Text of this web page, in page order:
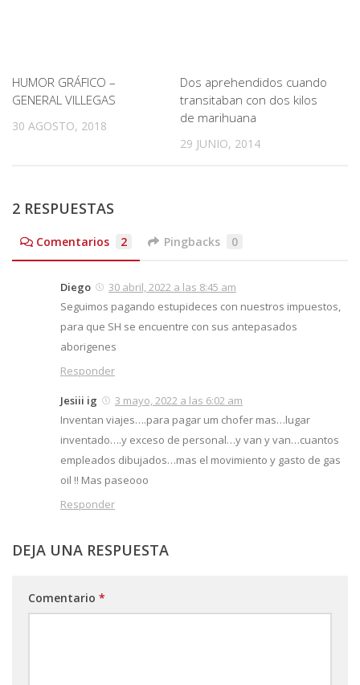
HUMOR GRÁFICO –
GENERAL VILLEGAS
30 AGOSTO, 2018
Dos aprehendidos cuando
transitaban con dos kilos
de marihuana
29 JUNIO, 2014
2 RESPUESTAS
Comentarios 2 Pingbacks 0
Diego
30 abril, 2022 a las 8:45 am
Seguimos pagando estupideces con nuestros impuestos,
para que SH se encuentre con sus antepasados
aborigenes
Responder
Jesiii ig
3 mayo, 2022 a las 6:02 am
Inventan viajes….para pagar um chofer mas…lugar
inventado….y exceso de personal…y van y van…cuantos
empleados dibujados…mas el movimiento y gasto de gas
oil !! Mas paseooo
Responder
DEJA UNA RESPUESTA
Comentario *